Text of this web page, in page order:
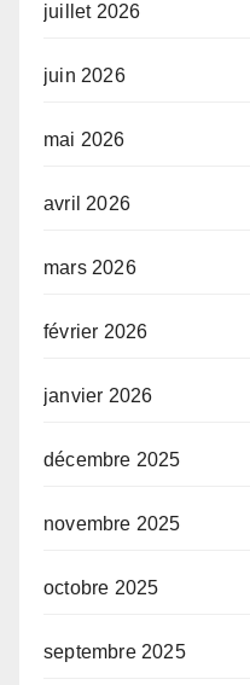
juillet 2026
juin 2026
mai 2026
avril 2026
mars 2026
février 2026
janvier 2026
décembre 2025
novembre 2025
octobre 2025
septembre 2025